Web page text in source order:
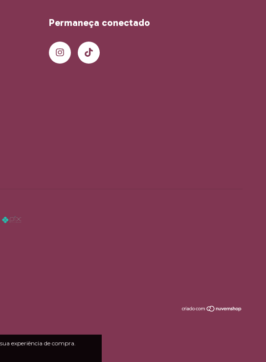
experiência de compra.
Permaneça conectado